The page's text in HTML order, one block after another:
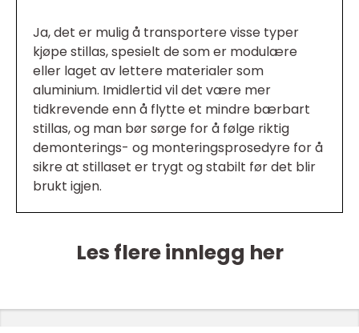
Ja, det er mulig å transportere visse typer
kjøpe stillas, spesielt de som er modulære
eller laget av lettere materialer som
aluminium. Imidlertid vil det være mer
tidkrevende enn å flytte et mindre bærbart
stillas, og man bør sørge for å følge riktig
demonterings- og monteringsprosedyre for å
sikre at stillaset er trygt og stabilt før det blir
brukt igjen.
Les flere innlegg her